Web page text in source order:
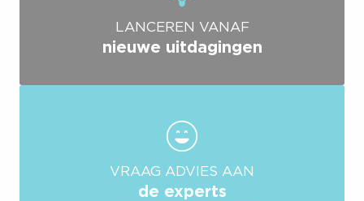
LANCEREN VANAF
nieuwe uitdagingen
VRAAG ADVIES AAN
de experts